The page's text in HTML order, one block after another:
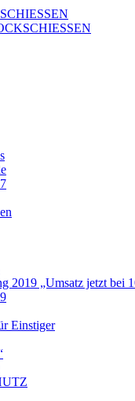
2019 „Umsatz jetzt bei
Einstiger